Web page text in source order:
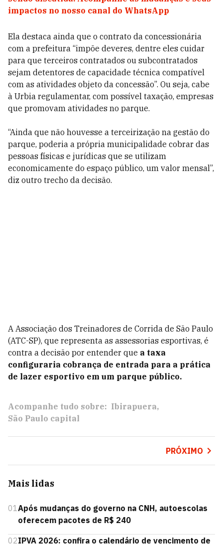
impactos no nosso canal do WhatsApp
Ela destaca ainda que o contrato da concessionária
com a prefeitura “impõe deveres, dentre eles cuidar
para que terceiros contratados ou subcontratados
sejam detentores de capacidade técnica compatível
com as atividades objeto da concessão”. Ou seja, cabe
à Urbia regulamentar, com possível taxação, empresas
que promovam atividades no parque.
“Ainda que não houvesse a terceirização na gestão do
parque, poderia a própria municipalidade cobrar das
pessoas físicas e jurídicas que se utilizam
economicamente do espaço público, um valor mensal”,
diz outro trecho da decisão.
A Associação dos Treinadores de Corrida de São Paulo
(ATC-SP), que representa as assessorias esportivas, é
contra a decisão por entender que a taxa
configuraria cobrança de entrada para a prática
de lazer esportivo em um parque público.
Acompanhe tudo sobre: Ibirapuera
São Paulo capital
PRÓXIMO
Mais lidas
01Após mudanças do governo na CNH, autoescolas
oferecem pacotes de R$ 240
02IPVA 2026: confira o calendário de vencimento de